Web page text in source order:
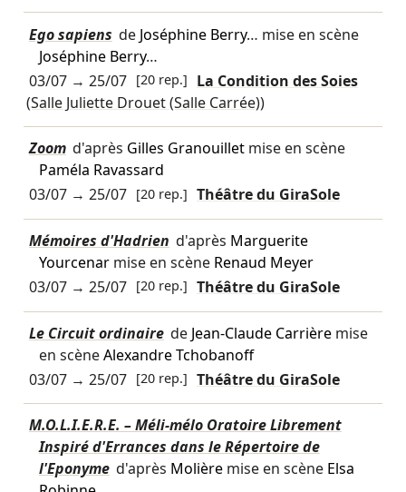
Ego sapiens de Joséphine Berry… mise en scène
Joséphine Berry…
03/07→ 25/07 [20 rep.]
La Condition des Soies
(Salle Juliette Drouet (Salle Carrée))
Zoom d'après Gilles Granouilletmise en scène
Paméla Ravassard
03/07→ 25/07 [20 rep.] Théâtre du GiraSole
Mémoires d'Hadrien d'après Marguerite
Yourcenarmise en scène Renaud Meyer
03/07→ 25/07 [20 rep.] Théâtre du GiraSole
Le Circuit ordinaire de Jean-Claude Carrièremise
en scèneAlexandre Tchobanoff
03/07→ 25/07 [20 rep.] Théâtre du GiraSole
M.O.L.I.E.R.E. – Méli-mélo Oratoire Librement
Inspiré d'Errances dans le Répertoire de
l'Eponyme d'après Molièremise en scène Elsa